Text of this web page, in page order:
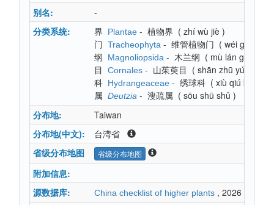
别名:
-
分类系统:
界 Plantae - 植物界 ( zhí wù jiè )
门 Tracheophyta - 维管植物门 ( wéi guǎn
纲
Magnoliopsida - 木兰纲 ( mù lán gāng
目
Cornales - 山茱萸目 ( shān zhū yú mù
科 Hydrangeaceae - 绣球科 ( xiù qiú kē
属 Deutzia - 溲疏属 ( sōu shū shǔ )
分布地:
Taiwan
分布地(中文):
台湾省
省级分布地图
省级分布地图
附加信息:
源数据库:
China checklist of higher plants , 2026